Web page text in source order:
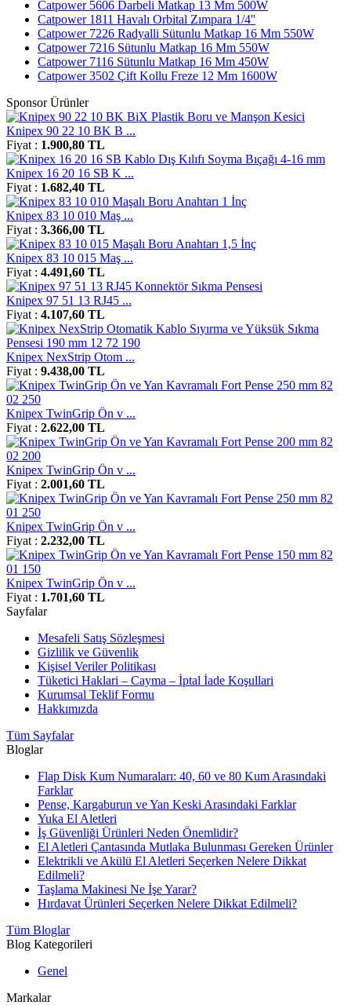
Catpower 5606 Darbeli Matkap 13 Mm 500W
Catpower 1811 Havalı Orbital Zımpara 1/4''
Catpower 7226 Radyalli Sütunlu Matkap 16 Mm 550W
Catpower 7216 Sütunlu Matkap 16 Mm 550W
Catpower 7116 Sütunlu Matkap 16 Mm 450W
Catpower 3502 Çift Kollu Freze 12 Mm 1600W
Sponsor Ürünler
Knipex 90 22 10 BK B ...
Fiyat : 1.900,80 TL
Knipex 16 20 16 SB K ...
Fiyat : 1.682,40 TL
Knipex 83 10 010 Maş ...
Fiyat : 3.366,00 TL
Knipex 83 10 015 Maş ...
Fiyat : 4.491,60 TL
Knipex 97 51 13 RJ45 ...
Fiyat : 4.107,60 TL
Knipex NexStrip Otom ...
Fiyat : 9.438,00 TL
Knipex TwinGrip Ön v ...
Fiyat : 2.622,00 TL
Knipex TwinGrip Ön v ...
Fiyat : 2.001,60 TL
Knipex TwinGrip Ön v ...
Fiyat : 2.232,00 TL
Knipex TwinGrip Ön v ...
Fiyat : 1.701,60 TL
Sayfalar
Mesafeli Satış Sözleşmesi
Gizlilik ve Güvenlik
Kişisel Veriler Politikası
Tüketici Haklari – Cayma – İptal İade Koşullari
Kurumsal Teklif Formu
Hakkımızda
Tüm Sayfalar
Bloglar
Flap Disk Kum Numaraları: 40, 60 ve 80 Kum Arasındaki
Farklar
Pense, Kargaburun ve Yan Keski Arasındaki Farklar
Yuka El Aletleri
İş Güvenliği Ürünleri Neden Önemlidir?
El Aletleri Çantasında Mutlaka Bulunması Gereken Ürünler
Elektrikli ve Akülü El Aletleri Seçerken Nelere Dikkat
Edilmeli?
Taşlama Makinesi Ne İşe Yarar?
Hırdavat Ürünleri Seçerken Nelere Dikkat Edilmeli?
Tüm Bloglar
Blog Kategorileri
Genel
Markalar